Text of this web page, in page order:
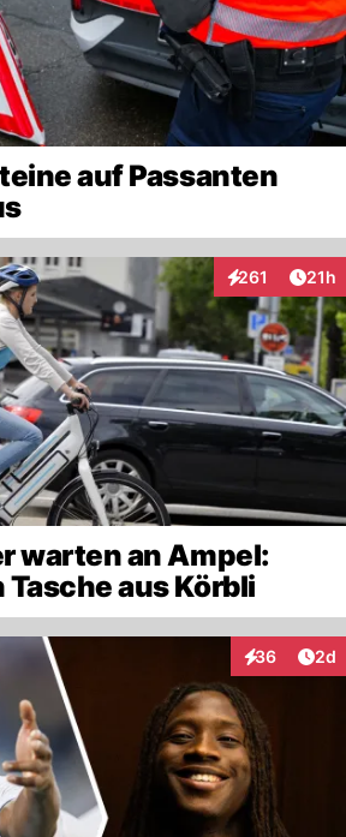
auf Passanten
261
Interaktionen
21h
warten an Ampel:
aus Körbli
36
Interaktionen
2d